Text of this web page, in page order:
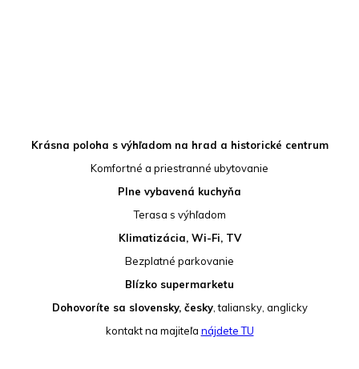
Krásna poloha s výhľadom na hrad a historické centrum
Komfortné a priestranné ubytovanie
Plne vybavená kuchyňa
Terasa s výhľadom
Klimatizácia, Wi-Fi, TV
Bezplatné parkovanie
Blízko supermarketu
Dohovoríte sa slovensky, česky, taliansky, anglicky
kontakt na majiteľa nájdete TU